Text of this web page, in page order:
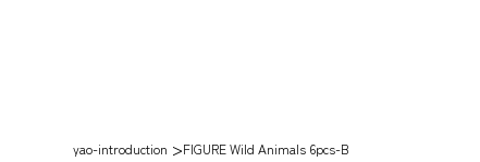
yao-introduction >FIGURE Wild Animals 6pcs-B